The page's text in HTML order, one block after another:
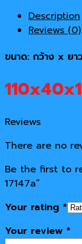
Description
Reviews (0)
ขนาด: กว้าง x ย
Reviews
There are no
Be the first to
17147a”
Your rating *
Your review *